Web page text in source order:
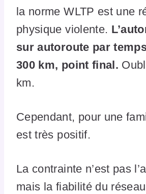
la norme WLTP est une
physique violente.
sur autoroute par
300 km, point final.
km.
Cependant, pour une
est très positif.
La contrainte n’est pas
mais la fiabilité du